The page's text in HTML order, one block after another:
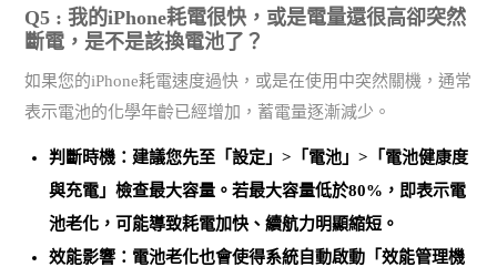
Q5 : 我的iPhone耗電很快，或是電量還很高卻突然
斷電，是不是該換電池了？
如果您的iPhone耗電速度過快，或是在使用中突然關機，通常
表示電池的化學年齡已經增加，蓄電量逐漸減少。
判斷時機：建議您先至「設定」>「電池」>「電池健康度
與充電」檢查最大容量。若最大容量低於80%，即表示電
池老化 ，可能導致耗電加快、續航力明顯縮短。
效能影響：電池老化也會使得系統自動啟動「效能管理機